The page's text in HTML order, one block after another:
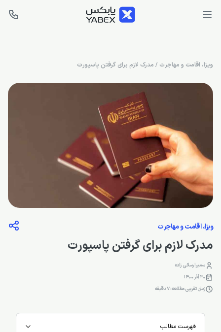
ویزا، اقامت و مهاجرت / مدرک لازم برای گرفتن پاسپورت
ویزا، اقامت و مهاجرت
مدرک لازم برای گرفتن پاسپورت
سمیرا رسائی زاده
30 آذر 1400
زمان تقریبی مطالعه: 7 دقیقه
فهرست مطالب